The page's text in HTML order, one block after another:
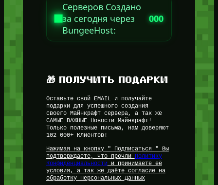
Серверов Создано
за сегодня через
BungeeHost:
000
🎁 ПОЛУЧИТЬ ПОДАРКИ
Оставьте свой EMAIL и получайте
подарки для успешного создания
своего Майнкрафт сервера, а так же
САМЫЕ ВАЖНЫЕ Новости Майнкрафт!
Только полезные письма, нам доверяют
102 000+ Клиентов!
Нажимая на кнопку " Подписаться " Вы
подтверждаете, что прочли Политику
Конфиденциальностии принимаете её
условия, а так же даёте согласие на
обработку Персональных Данных